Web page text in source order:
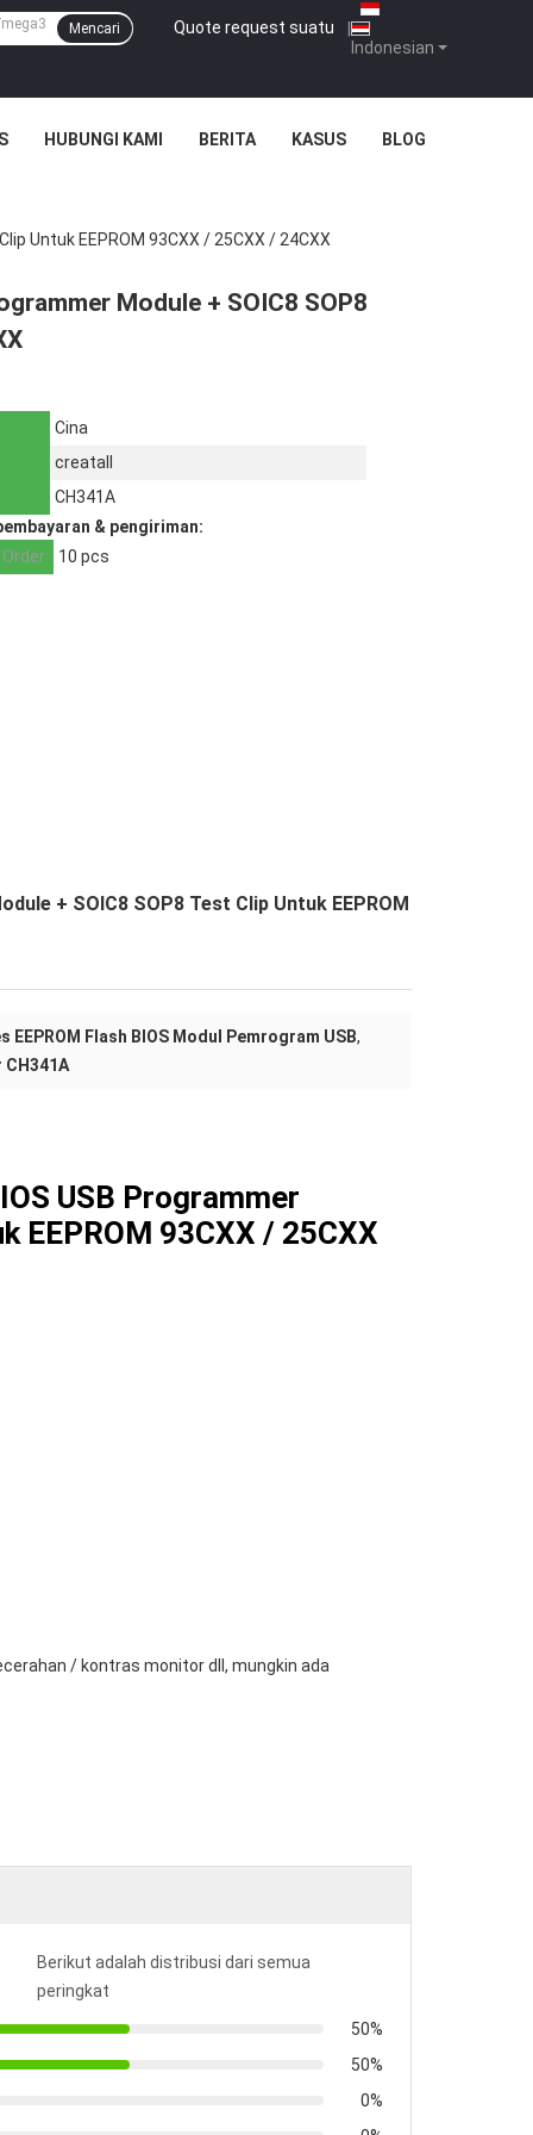
Indonesian
Quote request suatu |
Mencari
HUBUNGI KAMI BERITA KASUS BLOG
Untuk EEPROM 93CXX / 25CXX / 24CXX
Module + SOIC8 SOP8
Cina
creatall
CH341A
& pengiriman:
10 pcs
+ SOIC8 SOP8 Test Clip Untuk EEPROM
EEPROM Flash BIOS Modul Pemrogram USB,
USB Programmer
EEPROM 93CXX / 25CXX
/ kontras monitor dll, mungkin ada
Berikut adalah distribusi dari semua
peringkat
50%
50%
0%